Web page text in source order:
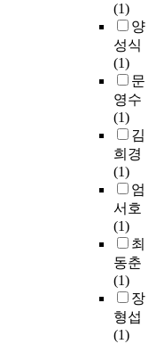
(1)
양
성식
(1)
문
영수
(1)
김
희경
(1)
엄
서호
(1)
최
동춘
(1)
장
형섭
(1)